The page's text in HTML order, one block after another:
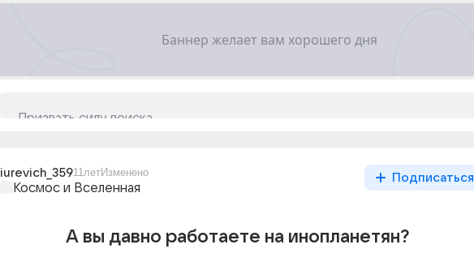
iurevich_35911летИзменено
Космос и Вселенная
Подписаться
А вы давно работаете на инопланетян?